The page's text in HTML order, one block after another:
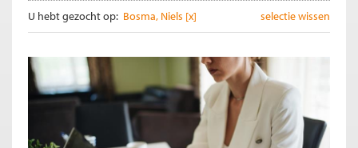
U hebt gezocht op: selectie wissen
Bosma, Niels [x]